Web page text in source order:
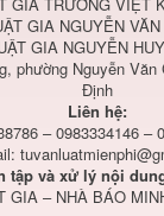
GIA TRƯƠNG VIỆT
GIA NGUYỄN
GIA NGUYỄN
phường Nguyễn
Định
Liên hệ:
– 0983334146 –
tập và xử lý nội
GIA – NHÀ BÁO